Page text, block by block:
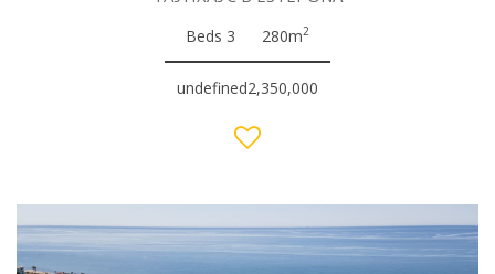
Beds 3 280m2
undefined2,350,000